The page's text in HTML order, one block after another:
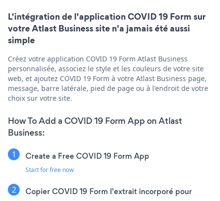
L'intégration de l'application COVID 19 Form sur
votre Atlast Business site n'a jamais été aussi
simple
Créez votre application COVID 19 Form Atlast Business
personnalisée, associez le style et les couleurs de votre site
web, et ajoutez COVID 19 Form à votre Atlast Business page,
message, barre latérale, pied de page ou à l'endroit de votre
choix sur votre site.
How To Add a COVID 19 Form App on Atlast
Business:
Create a Free COVID 19 Form App
Start for free now
Copier COVID 19 Form l'extrait incorporé pour